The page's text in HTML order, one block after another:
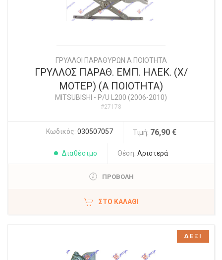
ΓΡΥΛΛΟΙ ΠΑΡΑΘΥΡΩΝ Α ΠΟΙΟΤΗΤΑ
ΓΡΥΛΛΟΣ ΠΑΡΑΘ. ΕΜΠ. ΗΛΕΚ. (Χ/
ΜΟΤΕΡ) (Α ΠΟΙΟΤΗΤΑ)
MITSUBISHI - P/U L200 (2006-2010)
#27178
Κωδικός: 030507057 Τιμή: 76,90 €
Διαθέσιμο Θέση: Αριστερά
ΠΡΟΒΟΛΗ
ΣΤΟ ΚΑΛΆΘΙ
ΔΕΞΙ